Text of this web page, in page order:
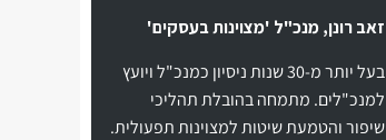
זאב רונן, מנכ"ל 'מצוינות בעסקים'
בעל יותר מ-30 שנות ניסיון כמנכ"ל ויועץ
למנכ"לים. מתמחה בהובלת תהליכי
שיפור והטמעת שיטות למצוינות תפעולית.